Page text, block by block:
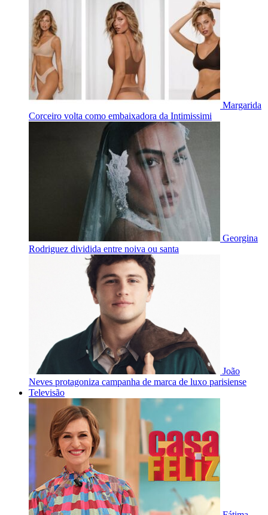
Margarida
Corceiro volta como embaixadora da Intimissimi
Georgina
Rodriguez dividida entre noiva ou santa
João
Neves protagoniza campanha de marca de luxo parisiense
Televisão